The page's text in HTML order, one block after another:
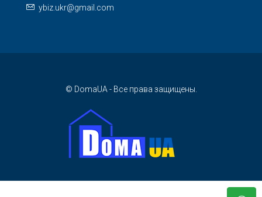
ybiz.ukr@gmail.com
© DomaUA - Все права защищены.